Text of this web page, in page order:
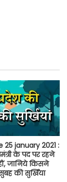
25 january 2021 :
के पद पर रहने
जानिये किसने
की सुर्खिंया